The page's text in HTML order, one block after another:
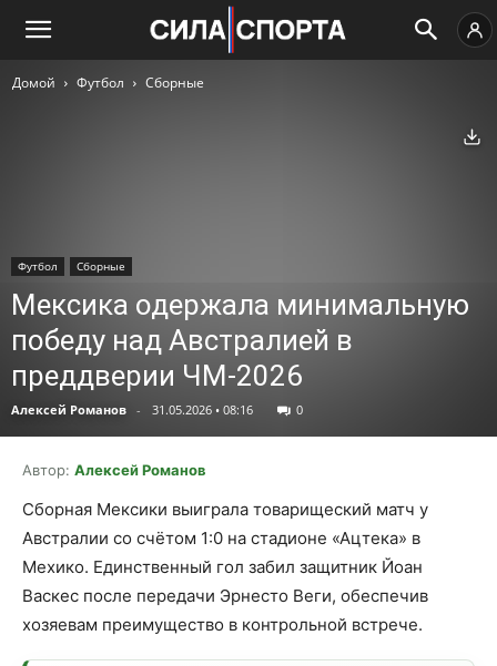
Домой Футбол Сборные
Футбол Сборные
Мексика одержала минимальную
победу над Австралией в
преддверии ЧМ-2026
Алексей Романов - 31.05.2026 • 08:16 0
Автор: Алексей Романов
Сборная Мексики выиграла товарищеский матч у
Австралии со счётом 1:0 на стадионе «Ацтека» в
Мехико. Единственный гол забил защитник Йоан
Васкес после передачи Эрнесто Веги, обеспечив
хозяевам преимущество в контрольной встрече.